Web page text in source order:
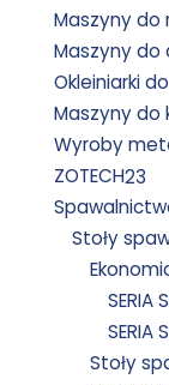
Maszyny do
Maszyny do
Okleiniarki
Maszyny do
Wyroby
ZOTECH23
Stoły
SERIA
SERIA
Stoły